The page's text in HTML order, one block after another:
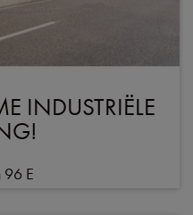
INDUSTRIËLE
96 E